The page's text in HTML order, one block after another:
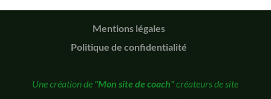
Mentions légales
Politique de confidentialité
Une création de "Mon site de coach"créateurs de site